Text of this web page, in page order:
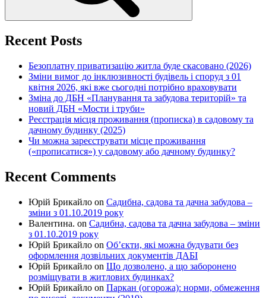
Recent Posts
Безоплатну приватизацію житла буде скасовано (2026)
Зміни вимог до інклюзивності будівель і споруд з 01
квітня 2026, які вже сьогодні потрібно враховувати
Зміна до ДБН «Планування та забудова територій» та
новий ДБН «Мости і труби»
Реєстрація місця проживання (прописка) в садовому та
дачному будинку (2025)
Чи можна зареєструвати місце проживання
(«прописатися») у садовому або дачному будинку?
Recent Comments
Юрій Брикайло on Садибна, садова та дачна забудова –
зміни з 01.10.2019 року
Валентина. on Садибна, садова та дачна забудова – зміни
з 01.10.2019 року
Юрій Брикайло on Об’єкти, які можна будувати без
оформлення дозвільних документів ДАБІ
Юрій Брикайло on Що дозволено, а що заборонено
розміщувати в житлових будинках?
Юрій Брикайло on Паркан (огорожа): норми, обмеження